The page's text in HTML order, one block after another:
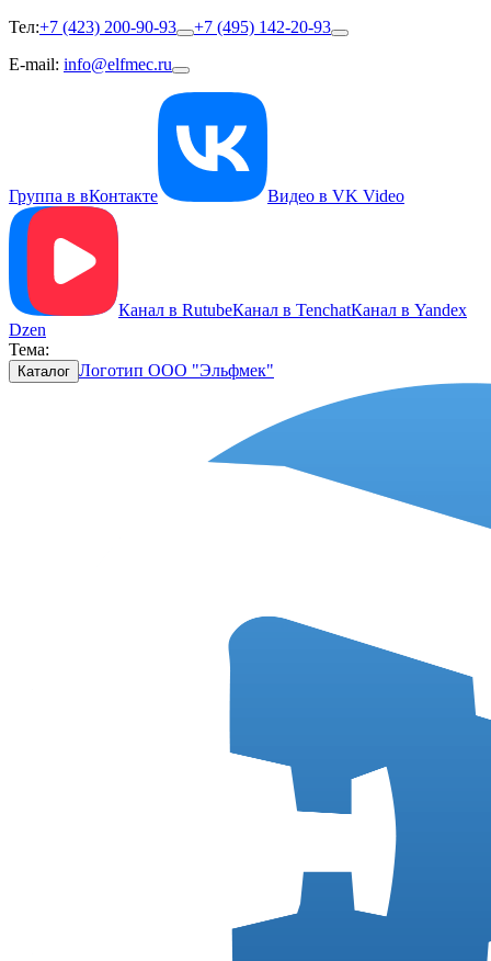
Тел:+7 (423) 200-90-93
+7 (495) 142-20-93
E-mail: info@elfmec.ru
Группа в вКонтакте Видео в VK Video
Канал в RutubeКанал в TenchatКанал в Yandex
Dzen
Тема:
Каталог Логотип ООО "Эльфмек"